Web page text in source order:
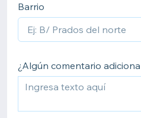
Barrio
¿Algún comentario